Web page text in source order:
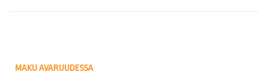
MAKU AVARUUDESSA